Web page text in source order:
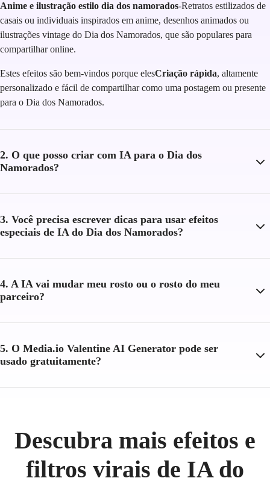
Anime e ilustração estilo dia dos namorados-Retratos estilizados de
casais ou individuais inspirados em anime, desenhos animados ou
ilustrações vintage do Dia dos Namorados, que são populares para
compartilhar online.
Estes efeitos são bem-vindos porque elesCriação rápida, altamente
personalizado e fácil de compartilhar como uma postagem ou presente
para o Dia dos Namorados.
2. O que posso criar com IA para o Dia dos
Namorados?
3. Você precisa escrever dicas para usar efeitos
especiais de IA do Dia dos Namorados?
4. A IA vai mudar meu rosto ou o rosto do meu
parceiro?
5. O Media.io Valentine AI Generator pode ser
usado gratuitamente?
Descubra mais efeitos e
filtros virais de IA do